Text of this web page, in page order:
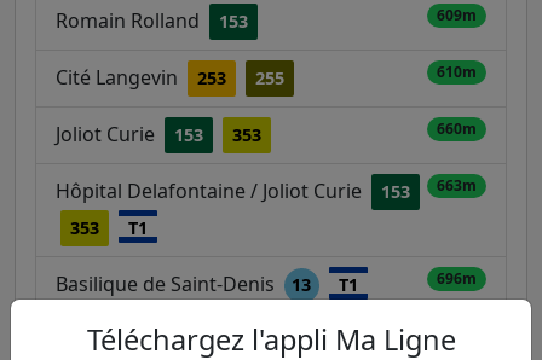
Romain Rolland 153 609m
Cité Langevin 253 255 610m
Joliot Curie 153 353 660m
Hôpital Delafontaine / Joliot Curie
153
353
T1
663m
Basilique de Saint-Denis 13 T1 696m
Téléchargez l'appli Ma Ligne